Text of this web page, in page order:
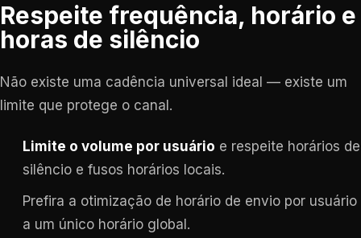
Respeite frequência, horário e
horas de silêncio
Não existe uma cadência universal ideal — existe um
limite que protege o canal.
Limite o volume por usuário e respeite horários de
silêncio e fusos horários locais.
Prefira a otimização de horário de envio por usuário
a um único horário global.